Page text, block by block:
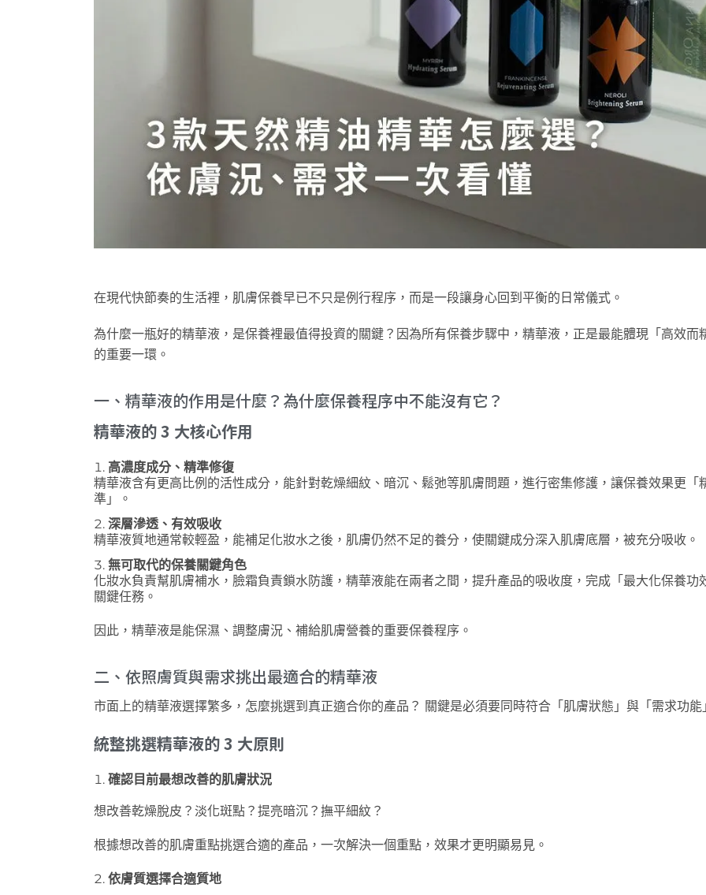
在現代快節奏的生活裡，肌膚保養早已不只是例行程序，而是一段讓身心回到平衡的日常儀式。
為什麼一瓶好的精華液，是保養裡最值得投資的關鍵？因為所有保養步驟中，精華液，正是最能體現「高效而
的重要一環。
一、精華液的作用是什麼？為什麼保養程序中不能沒有它？
精華液的3 大核心作用
高濃度成分、精準修復
精華液含有更高比例的活性成分，能針對乾燥細紋、暗沉、鬆弛等肌膚問題，進行密集修護，讓保養效果更「
準」。
深層滲透、有效吸收
精華液質地通常較輕盈，能補足化妝水之後，肌膚仍然不足的養分，使關鍵成分深入肌膚底層，被充分吸收。
無可取代的保養關鍵角色
化妝水負責幫肌膚補水，臉霜負責鎖水防護，精華液能在兩者之間，提升產品的吸收度，完成「最大化保養功
關鍵任務。
因此，精華液是能保濕、調整膚況、補給肌膚營養的重要保養程序 。
二、依照膚質與需求挑出最適合的精華液
市面上的精華液選擇繁多，怎麼挑選到真正適合你的產品？ 關鍵是必須要同時符合「肌膚狀態」與「需求功能
統整挑選精華液的 3 大原則
確認目前最想改善的肌膚狀況
想改善乾燥脫皮？淡化斑點？提亮暗沉？撫平細紋？
根據想改善的肌膚重點挑選合適的產品，一次解決一個重點，效果才更明顯易見。
依膚質選擇合適質地